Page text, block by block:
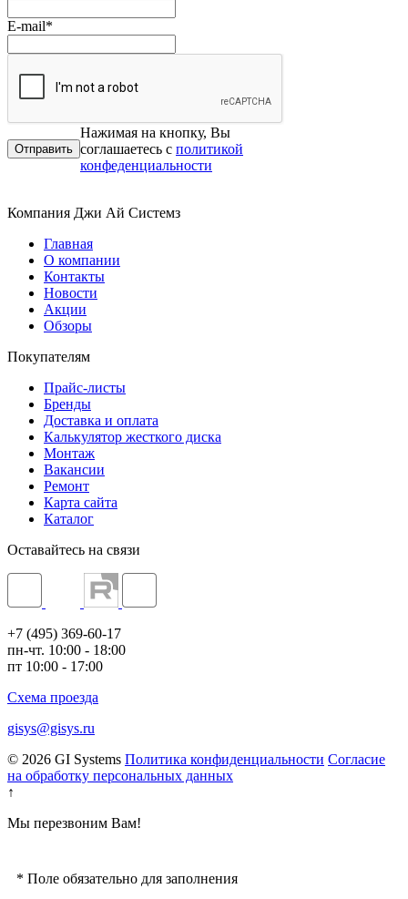
E-mail*
Нажимая на кнопку, Вы
соглашаетесь с политикой
конфеденциальности
Компания Джи Ай Системз
Главная
О компании
Контакты
Новости
Акции
Обзоры
Покупателям
Прайс-листы
Бренды
Доставка и оплата
Калькулятор жесткого диска
Монтаж
Вакансии
Ремонт
Карта сайта
Каталог
Оставайтесь на связи
+7 (495) 369-60-17
пн-чт. 10:00 - 18:00
пт 10:00 - 17:00
Схема проезда
gisys@gisys.ru
© 2026 GI Systems Политика конфиденциальности Согласие
на обработку персональных данных
↑
Мы перезвоним Вам!
* Поле обязательно для заполнения